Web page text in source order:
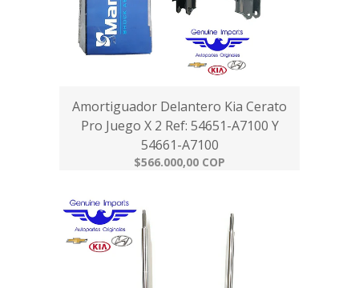
Amortiguador Delantero Kia Cerato
Pro Juego X 2 Ref: 54651-A7100 Y
54661-A7100
$566.000,00 COP